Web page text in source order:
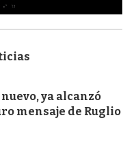
ya alcanzó
mensaje de Ruglio